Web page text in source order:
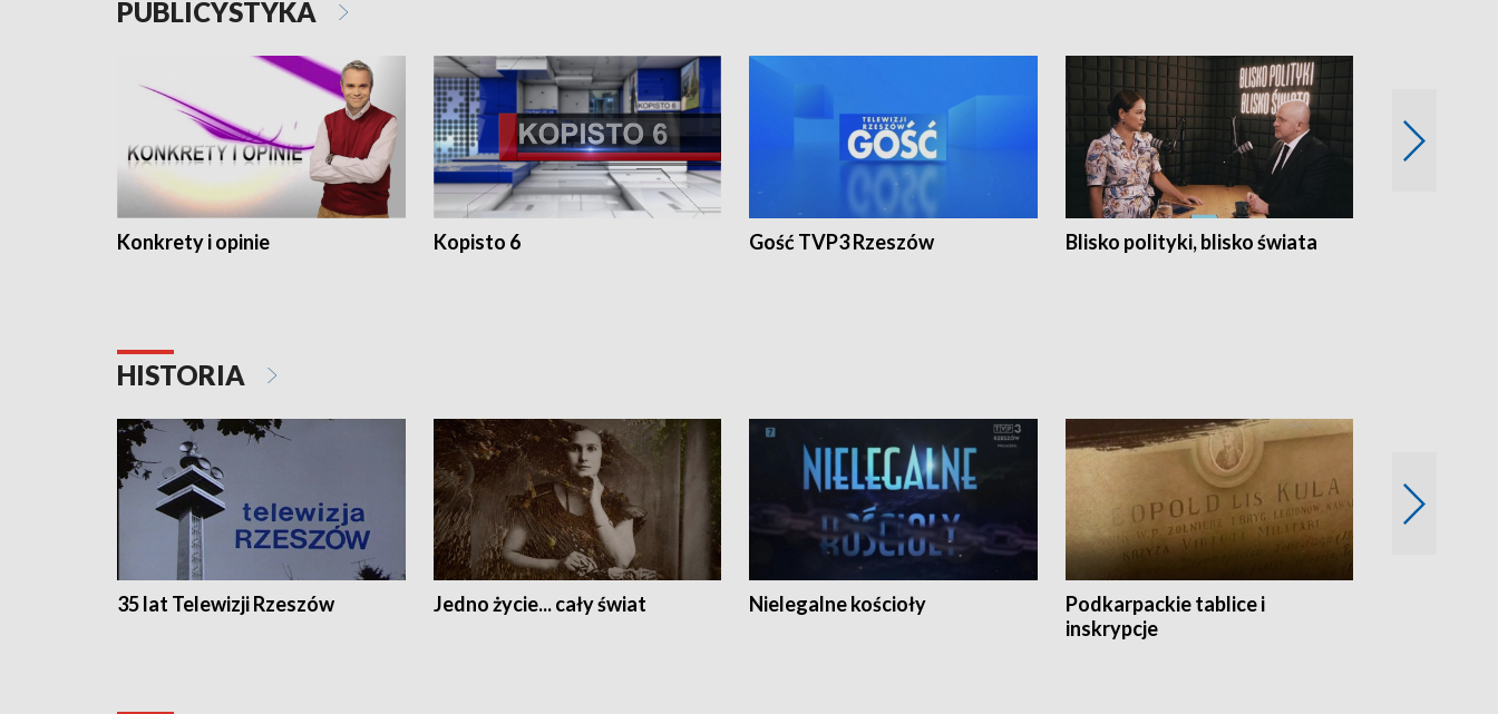
PUBLICYSTYKA
Konkrety i opinie Kopisto 6 Gość TVP3 Rzeszów Blisko polityki, blisko świata
HISTORIA
35 lat Telewizji Rzeszów Jedno życie... cały świat Nielegalne kościoły
Podkarpackie tablice i
inskrypcje